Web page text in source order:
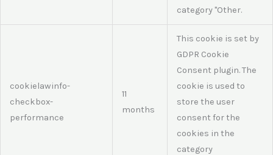
category "Other.
cookielawinfo-
checkbox-
performance
11
months
This cookie is set by
GDPR Cookie
Consent plugin. The
cookie is used to
store the user
consent for the
cookies in the
category